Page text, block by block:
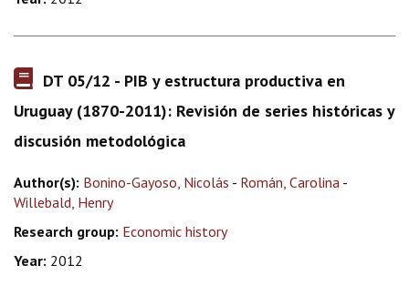
DT 05/12 - PIB y estructura productiva en
Uruguay (1870-2011): Revisión de series históricas y
discusión metodológica
Author(s): Bonino-Gayoso, Nicolás - Román, Carolina -
Willebald, Henry
Research group: Economic history
Year: 2012